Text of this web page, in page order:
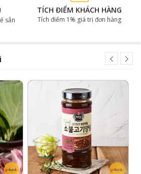
sẵn
TÍCH ĐIỂM KHÁCH HÀNG
Tích điểm 1% giá trị đơn hàng